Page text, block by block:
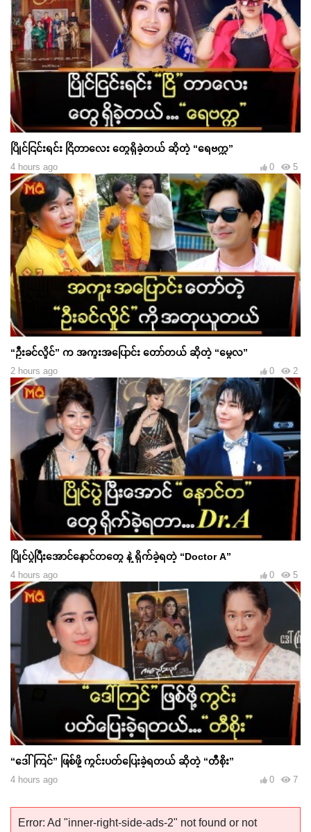
ပြိုင်ငြင်းရင်း ငြိတာလေး တွေရှိခဲ့တယ် ဆိုတဲ့ “ရေဗက္က”
4 hours ago 5
0
“ဦးခင်လှိုင်” က အကူးအပြောင်း တော်တယ် ဆိုတဲ့ “မွေလ”
2 hours ago 2
0
ပြိုင်ပွဲပြီးအောင်နောင်တတွေ နဲ့ ရိုက်ခဲ့ရတဲ့ “Doctor A”
4 hours ago 5
0
“ဒေါ်ကြင်” ဖြစ်ဖို့ ကွင်းပတ်ပြေးခဲ့ရတယ် ဆိုတဲ့ “တီစိုး”
4 hours ago 7
0
Error: Ad "inner-right-side-ads-2" not found or not